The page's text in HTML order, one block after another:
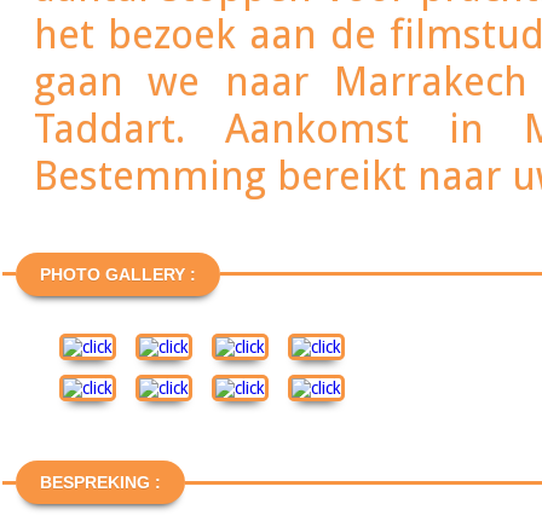
het bezoek aan de
gaan we naar
Taddart. Aankomst in
Bestemming bereikt naar
PHOTO GALLERY :
BESPREKING :